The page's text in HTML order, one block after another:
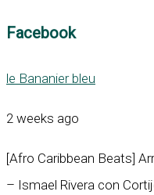
Facebook
le Bananier bleu
2 weeks ago
[Afro Caribbean Beats]
– Ismael Rivera con